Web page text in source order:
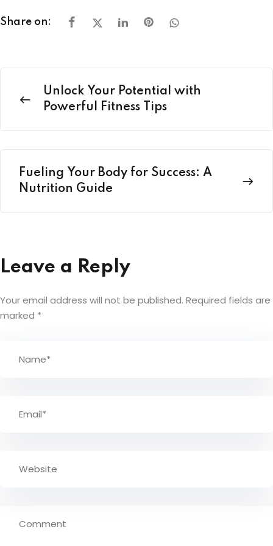
Share on:
Unlock Your Potential with
Powerful Fitness Tips
Fueling Your Body for Success: A
Nutrition Guide
Leave a Reply
Your email address will not be published. Required fields are
marked *